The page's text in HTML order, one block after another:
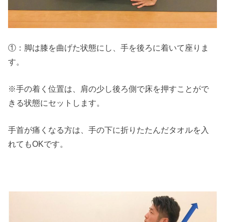
①：脚は膝を曲げた状態にし、手を後ろに着いて座りま
す。
※手の着く位置は、肩の少し後ろ側で床を押すことがで
きる状態にセットします。
手首が痛くなる方は、手の下に折りたたんだタオルを入
れてもOKです。